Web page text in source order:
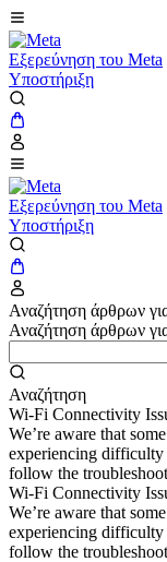
Εξερεύνηση του Meta
Υποστήριξη
Εξερεύνηση του Meta
Υποστήριξη
Αναζήτηση άρθρων
Αναζήτηση άρθρων
Αναζήτηση
Wi-Fi Connectivity
We’re aware that
experiencing difficulty
follow the
Wi-Fi Connectivity
We’re aware that
experiencing difficulty
follow the